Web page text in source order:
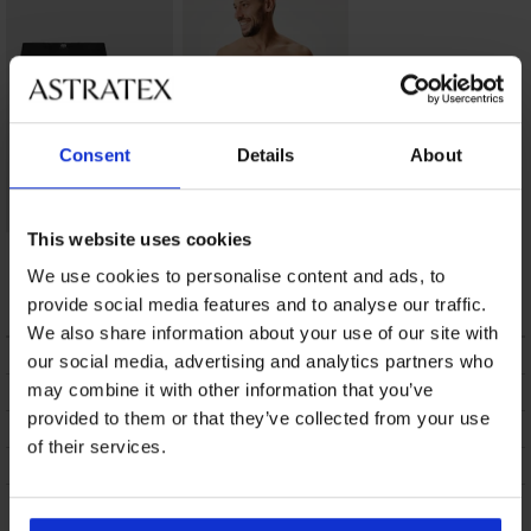
Consent Details About
This website uses cookies
We use cookies to personalise content and ads, to
provide social media features and to analyse our traffic.
We also share information about your use of our site with
our social media, advertising and analytics partners who
may combine it with other information that you’ve
provided to them or that they’ve collected from your use
of their services.
3 PACK boxershorts
in een blikje
34,99 €
Naadloze boxershort
SilverPro Classic
BESCHRIJVING
VERZENDING EN BETALING
RUILEN